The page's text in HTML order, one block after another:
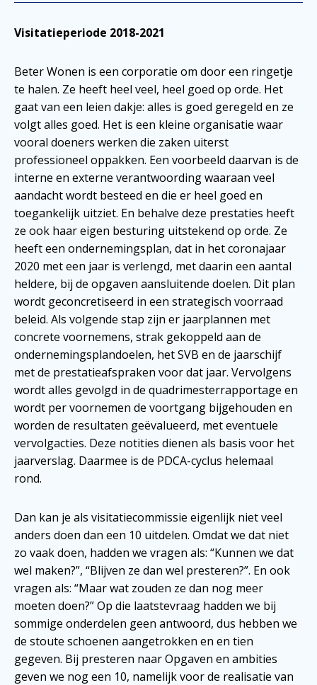
Visitatieperiode 2018-2021
Beter Wonen is een corporatie om door een ringetje
te halen. Ze heeft heel veel, heel goed op orde. Het
gaat van een leien dakje: alles is goed geregeld en ze
volgt alles goed. Het is een kleine organisatie waar
vooral doeners werken die zaken uiterst
professioneel oppakken. Een voorbeeld daarvan is de
interne en externe verantwoording waaraan veel
aandacht wordt besteed en die er heel goed en
toegankelijk uitziet. En behalve deze prestaties heeft
ze ook haar eigen besturing uitstekend op orde. Ze
heeft een ondernemingsplan, dat in het coronajaar
2020 met een jaar is verlengd, met daarin een aantal
heldere, bij de opgaven aansluitende doelen. Dit plan
wordt geconcretiseerd in een strategisch voorraad
beleid. Als volgende stap zijn er jaarplannen met
concrete voornemens, strak gekoppeld aan de
ondernemingsplandoelen, het SVB en de jaarschijf
met de prestatieafspraken voor dat jaar. Vervolgens
wordt alles gevolgd in de quadrimesterrapportage en
wordt per voornemen de voortgang bijgehouden en
worden de resultaten geëvalueerd, met eventuele
vervolgacties. Deze notities dienen als basis voor het
jaarverslag. Daarmee is de PDCA-cyclus helemaal
rond.
Dan kan je als visitatiecommissie eigenlijk niet veel
anders doen dan een 10 uitdelen. Omdat we dat niet
zo vaak doen, hadden we vragen als: “Kunnen we dat
wel maken?”, “Blijven ze dan wel presteren?”. En ook
vragen als: “Maar wat zouden ze dan nog meer
moeten doen?” Op die laatstevraag hadden we bij
sommige onderdelen geen antwoord, dus hebben we
de stoute schoenen aangetrokken en en tien
gegeven. Bij presteren naar Opgaven en ambities
geven we nog een 10, namelijk voor de realisatie van